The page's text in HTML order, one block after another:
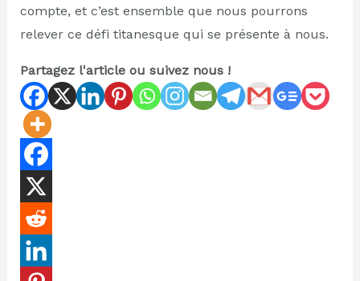
compte, et c’est ensemble que nous pourrons
relever ce défi titanesque qui se présente à nous.
Partagez l'article ou suivez nous !